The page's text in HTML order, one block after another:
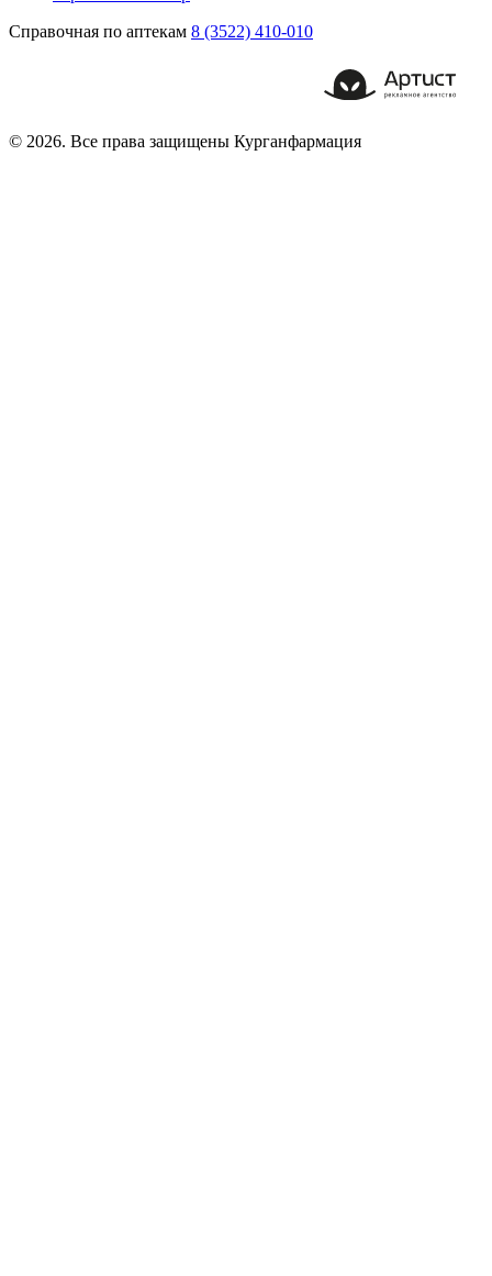
Справочная по аптекам 8 (3522) 410-010
© 2026. Все права защищены Курганфармация